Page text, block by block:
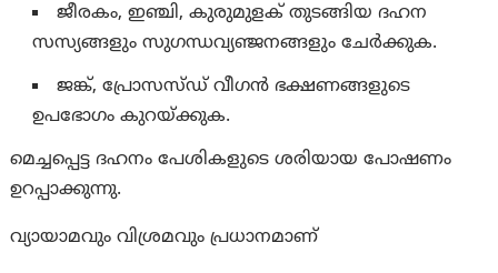
ജീരകം, ഇഞ്ചി, കുരുമുളക് തുടങ്ങിയ ദഹന
സസ്യങ്ങളും സുഗന്ധവ്യഞ്ജനങ്ങളും ചേർക്കുക.
ജങ്ക്, പ്രോസസ്ഡ് വീഗൻ ഭക്ഷണങ്ങളുടെ
ഉപഭോഗം കുറയ്ക്കുക.
മെച്ചപ്പെട്ട ദഹനം പേശികളുടെ ശരിയായ പോഷണം
ഉറപ്പാക്കുന്നു.
വ്യായാമവും വിശ്രമവും പ്രധാനമാണ്